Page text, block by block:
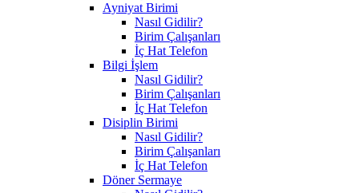
Ayniyat Birimi
Nasıl Gidilir?
Birim Çalışanları
İç Hat Telefon
Bilgi İşlem
Nasıl Gidilir?
Birim Çalışanları
İç Hat Telefon
Disiplin Birimi
Nasıl Gidilir?
Birim Çalışanları
İç Hat Telefon
Döner Sermaye